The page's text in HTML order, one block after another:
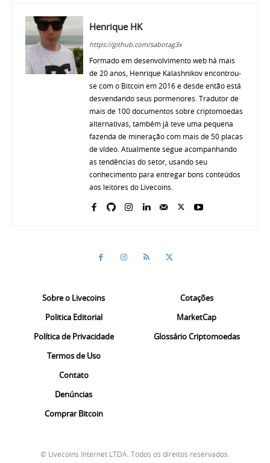
Henrique HK
https://github.com/sabotag3x
Formado em desenvolvimento web há mais
de 20 anos, Henrique Kalashnikov encontrou-
se com o Bitcoin em 2016 e desde então está
desvendando seus pormenores. Tradutor de
mais de 100 documentos sobre criptomoedas
alternativas, também já teve uma pequena
fazenda de mineração com mais de 50 placas
de vídeo. Atualmente segue acompanhando
as tendências do setor, usando seu
conhecimento para entregar bons conteúdos
aos leitores do Livecoins.
Sobre o Livecoins
Politica Editorial
Política de Privacidade
Termos de Uso
Contato
Denúncias
Comprar Bitcoin
Cotações
MarketCap
Glossário Criptomoedas
© Livecoins Internet LTDA. Todos os direitos reservados.